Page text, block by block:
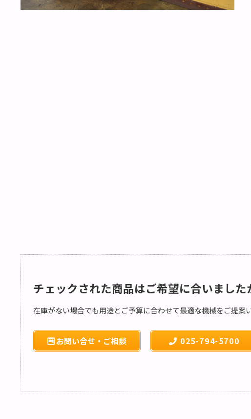
チェックされた商品はご希望に合いました
在庫がない場合でも用途とご予算に合わせて最適な機械をご提案
お問い合せ・ご相談 025-794-5700